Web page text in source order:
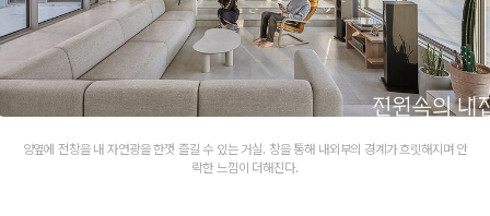
양옆에 전창을 내 자연광을 한껏 즐길 수 있는 거실. 창을 통해 내외부의 경계가 흐릿해지며 안
락한 느낌이 더해진다.